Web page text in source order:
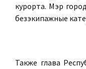
курорта. Мэр
безэкипажные
Также глава